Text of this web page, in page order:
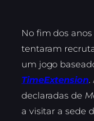
No fim dos
tentaram
um jogo
TimeExtension.
declaradas de
a visitar a sede